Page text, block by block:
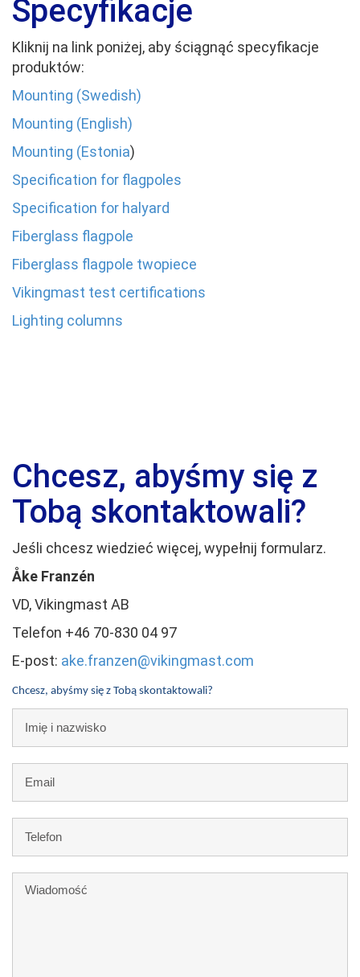
Specyfikacje
Kliknij na link poniżej, aby ściągnąć specyfikacje
produktów:
Mounting (Swedish)
Mounting (English)
Mounting (Estonia)
Specification for flagpoles
Specification for halyard
Fiberglass flagpole
Fiberglass flagpole twopiece
Vikingmast test certifications
Lighting columns
Chcesz, abyśmy się z
Tobą skontaktowali?
Jeśli chcesz wiedzieć więcej, wypełnij formularz.
Åke Franzén
VD, Vikingmast AB
Telefon +46 70-830 04 97
E-post: ake.franzen@vikingmast.com
Chcesz, abyśmy się z Tobą skontaktowali?